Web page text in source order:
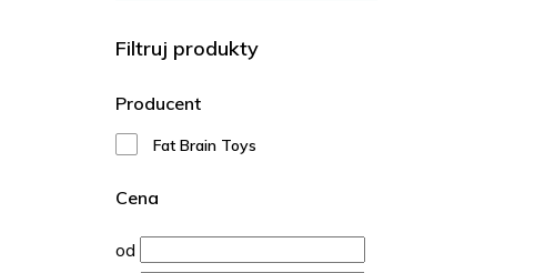
Filtruj produkty
Producent
Fat Brain Toys
Cena
od